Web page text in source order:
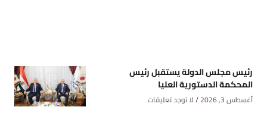
رئيس مجلس الدولة يستقبل رئيس
المحكمة الدستورية العليا
أغسطس 3, 2026 لا توجد تعليقات